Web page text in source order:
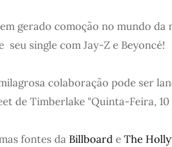
gerado comoção no mundo
seu single com Jay-Z e Beyoncé!
colaboração pode ser
de Timberlake "Quinta-Feira, 10
fontes da Billboard e The